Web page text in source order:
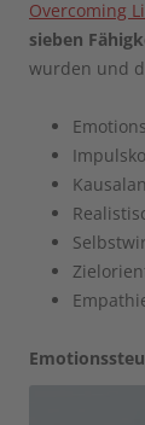
Overcoming
sieben
wurden und